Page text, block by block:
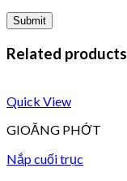
Related products
Quick View
GIOĂNG PHỚT
Nắp cuối trục